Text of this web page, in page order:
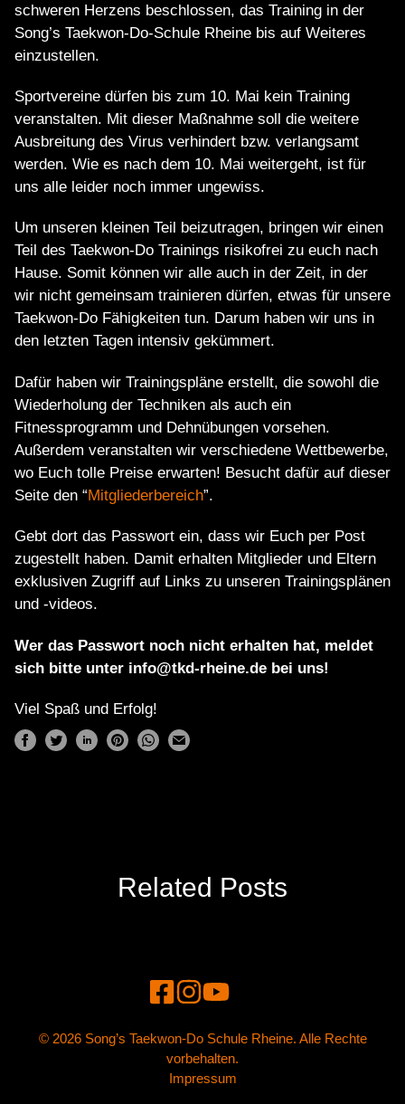
schweren Herzens beschlossen, das Training in der
Song’s Taekwon-Do-Schule Rheine bis auf Weiteres
einzustellen.
Sportvereine dürfen bis zum 10. Mai kein Training
veranstalten. Mit dieser Maßnahme soll die weitere
Ausbreitung des Virus verhindert bzw. verlangsamt
werden. Wie es nach dem 10. Mai weitergeht, ist für
uns alle leider noch immer ungewiss.
Um unseren kleinen Teil beizutragen, bringen wir einen
Teil des Taekwon-Do Trainings risikofrei zu euch nach
Hause. Somit können wir alle auch in der Zeit, in der
wir nicht gemeinsam trainieren dürfen, etwas für unsere
Taekwon-Do Fähigkeiten tun. Darum haben wir uns in
den letzten Tagen intensiv gekümmert.
Dafür haben wir Trainingspläne erstellt, die sowohl die
Wiederholung der Techniken als auch ein
Fitnessprogramm und Dehnübungen vorsehen.
Außerdem veranstalten wir verschiedene Wettbewerbe,
wo Euch tolle Preise erwarten! Besucht dafür auf dieser
Seite den “Mitgliederbereich”.
Gebt dort das Passwort ein, dass wir Euch per Post
zugestellt haben. Damit erhalten Mitglieder und Eltern
exklusiven Zugriff auf Links zu unseren Trainingsplänen
und -videos.
Wer das Passwort noch nicht erhalten hat, meldet
sich bitte unter info@tkd-rheine.de bei uns!
Viel Spaß und Erfolg!
Related Posts
© 2026 Song’s Taekwon-Do Schule Rheine. Alle Rechte
vorbehalten.
Impressum